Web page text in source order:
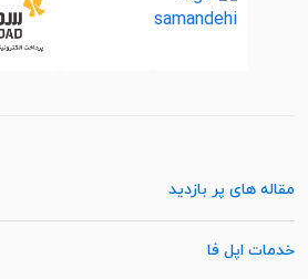
مقاله های پر بازدید
خدمات اپل فا